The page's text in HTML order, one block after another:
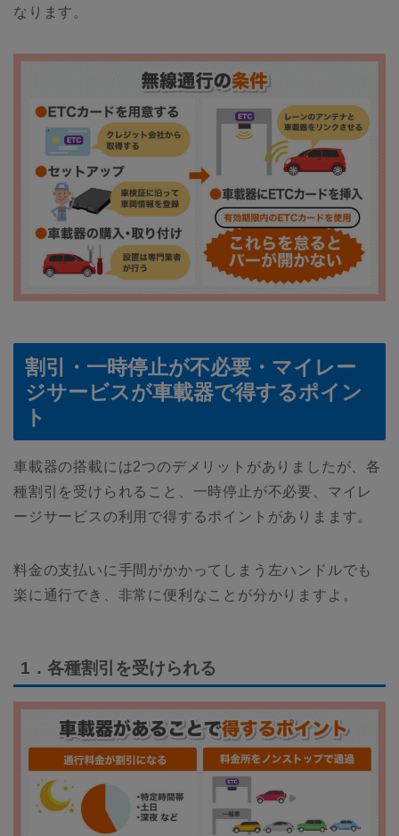
なります。
割引・一時停止が不必要・マイレー
ジサービスが車載器で得するポイン
ト
車載器の搭載には2つのデメリットがありましたが、各
種割引を受けられること、一時停止が不必要、マイレ
ージサービスの利用で得するポイントがありまます。
料金の支払いに手間がかかってしまう左ハンドルでも
楽に通行でき、非常に便利なことが分かりますよ。
1．各種割引を受けられる